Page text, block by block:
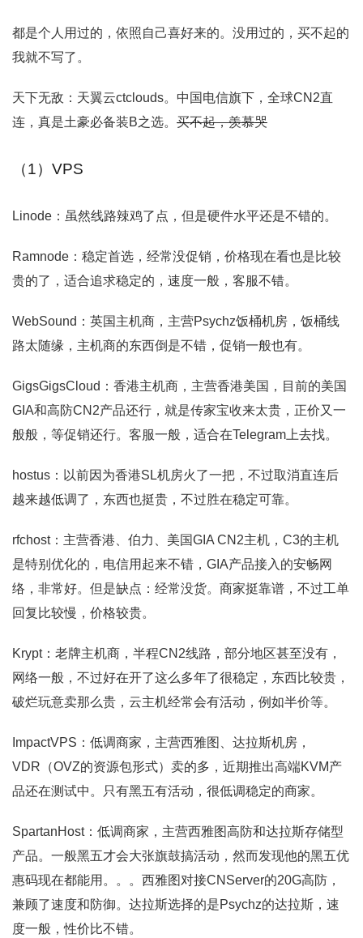
都是个人用过的，依照自己喜好来的。没用过的，买不起的
我就不写了。
天下无敌：天翼云ctclouds。中国电信旗下，全球CN2直
连，真是土豪必备装B之选。 买不起，羡慕哭
（1）VPS
Linode：虽然线路辣鸡了点，但是硬件水平还是不错的。
Ramnode：稳定首选，经常没促销，价格现在看也是比较
贵的了，适合追求稳定的，速度一般，客服不错。
WebSound：英国主机商，主营Psychz饭桶机房，饭桶线
路太随缘，主机商的东西倒是不错，促销一般也有。
GigsGigsCloud：香港主机商，主营香港美国，目前的美国
GIA和高防CN2产品还行，就是传家宝收来太贵，正价又一
般般，等促销还行。客服一般，适合在Telegram上去找。
hostus：以前因为香港SL机房火了一把，不过取消直连后
越来越低调了，东西也挺贵，不过胜在稳定可靠。
rfchost：主营香港、伯力、美国GIA CN2主机，C3的主机
是特别优化的，电信用起来不错，GIA产品接入的安畅网
络，非常好。但是缺点：经常没货。商家挺靠谱，不过工单
回复比较慢，价格较贵。
Krypt：老牌主机商，半程CN2线路，部分地区甚至没有，
网络一般，不过好在开了这么多年了很稳定，东西比较贵，
破烂玩意卖那么贵，云主机经常会有活动，例如半价等。
ImpactVPS：低调商家，主营西雅图、达拉斯机房，
VDR（OVZ的资源包形式）卖的多，近期推出高端KVM产
品还在测试中。只有黑五有活动，很低调稳定的商家。
SpartanHost：低调商家，主营西雅图高防和达拉斯存储型
产品。一般黑五才会大张旗鼓搞活动，然而发现他的黑五优
惠码现在都能用。。。西雅图对接CNServer的20G高防，
兼顾了速度和防御。达拉斯选择的是Psychz的达拉斯，速
度一般，性价比不错。